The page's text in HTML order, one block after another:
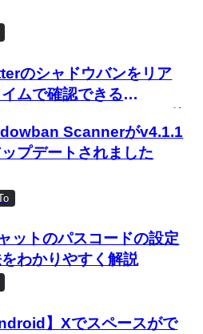
のシャドウバンをリア
ムで確認できる
Scannerがv4.1.1
プデートされました
ットのパスコードの設定
わかりやすく解説
】Xでスペースがで